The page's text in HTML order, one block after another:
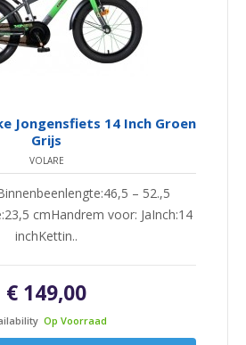
Jongensfiets 14 Inch Groen
Grijs
VOLARE
– 52.,5
cmHandrem voor: JaInch:14
inchKettin..
€ 149,00
Op Voorraad